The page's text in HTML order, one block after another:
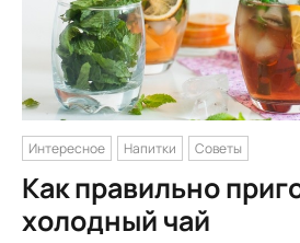
Интересное Напитки Советы
Как правильно
холодный чай